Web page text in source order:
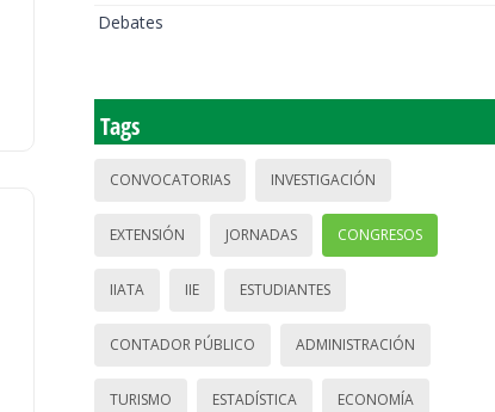
Debates
Tags
CONVOCATORIAS INVESTIGACIÓN
EXTENSIÓN JORNADAS CONGRESOS
IIATA IIE ESTUDIANTES
CONTADOR PÚBLICO ADMINISTRACIÓN
TURISMO ESTADÍSTICA ECONOMÍA